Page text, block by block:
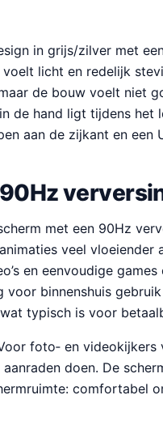
in grijs/zilver met
licht en redelijk
de bouw voelt niet
de hand ligt tijdens het
aan de zijkant en een
met een 90Hz
veel vloeiender
en eenvoudige
binnenshuis
typisch is voor
foto‑ en
doen. De
comfortabel